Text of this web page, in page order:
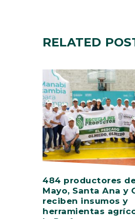
RELATED
484 productores
Mayo, Santa Ana y
reciben insumos y
herramientas